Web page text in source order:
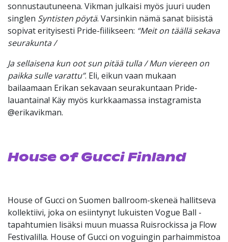
sonnustautuneena. Vikman julkaisi myös juuri uuden
singlen Syntisten pöytä. Varsinkin nämä sanat biisistä
sopivat erityisesti Pride-fiilikseen: “Meit on täällä sekava
seurakunta /
Ja sellaisena kun oot sun pitää tulla / Mun viereen on
paikka sulle varattu”. Eli, eikun vaan mukaan
bailaamaan Erikan sekavaan seurakuntaan Pride-
lauantaina! Käy myös kurkkaamassa instagramista
@erikavikman.
House of Gucci Finland
House of Gucci on Suomen ballroom-skeneä hallitseva
kollektiivi, joka on esiintynyt lukuisten Vogue Ball -
tapahtumien lisäksi muun muassa Ruisrockissa ja Flow
Festivalilla. House of Gucci on voguingin parhaimmistoa